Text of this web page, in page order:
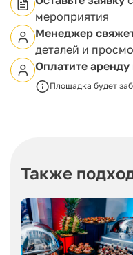
мероприятия
Менеджер
деталей и
Оплатите
Площадка будет
Также